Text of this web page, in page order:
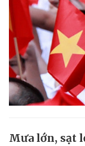
Mưa lớn, sạt